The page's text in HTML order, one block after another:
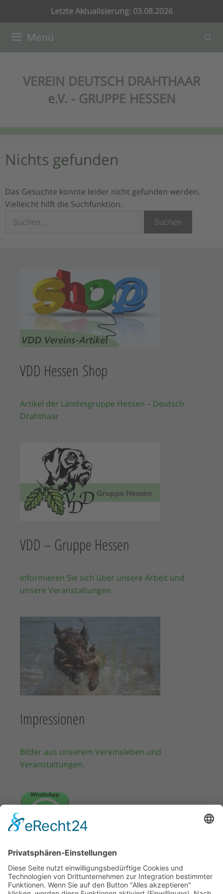
springen
Letzte Aktualisierung: 03.08.2026
Menü
VEREIN DEUTSCH DRAHTHAAR
e.V. - GRUPPE HESSEN
Nichts gefunden
Das Gesuchte konnte leider nicht gefunden werden.
Vielleicht hilft die Suchfunktion.
nach:
VDD Hessen Shop
Artikel der Landesgruppe Hessen – Deutsch
Drahthaar
VDD – Gruppe Hessen
Informieren Sie sich über unsere Arbeit und
unsere Veranstaltungen.
Impressionen
Bilder aus unserem Vereinsleben und
Veranstaltungen.
WhatsApp Kanal